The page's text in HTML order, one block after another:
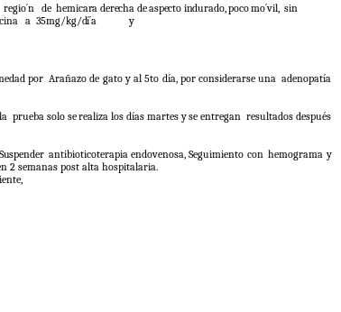
regio´n de hemicara derecha deaspecto indurado,pocomo´vil, sin
a 35mg/kg/dí´a
y
por Arañazo de gato y al 5to día, por considerarse una adenopatía
prueba solo serealiza los días martes yse entregan resultados después
Suspender antibioticoterapia endovenosa, Seguimiento con hemograma y
2 semanas post alta hospitalaria.